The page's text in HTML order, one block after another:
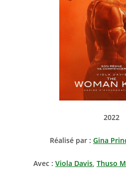
2022
Réalisé par : Gina
Avec : Viola Davis, Thuso